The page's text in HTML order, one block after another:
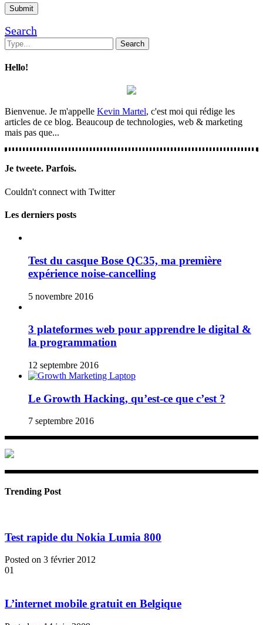
Search
Hello!
Bienvenue. Je m'appelle Kevin Martel, c'est moi qui rédige les
articles de ce blog. Beaucoup de technologies, web & marketing
mais pas que...
Je tweete. Parfois.
Couldn't connect with Twitter
Les derniers posts
Test du casque Bose QC35, ma première
expérience noise-cancelling
5 novembre 2016
3 plateformes web pour apprendre le digital &
la programmation
12 septembre 2016
Le Growth Hacking, qu’est-ce que c’est ?
7 septembre 2016
Trending Post
Test rapide du Nokia Lumia 800
Posted on 3 février 2012
01
L’internet mobile gratuit en Belgique